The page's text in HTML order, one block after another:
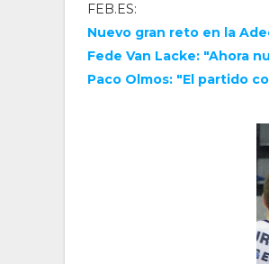
FEB.ES:
Nuevo gran reto en la
Fede Van Lacke: "Ahora
Paco Olmos: "El partido